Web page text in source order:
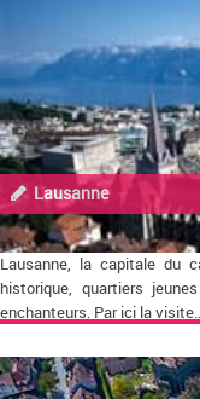
Lausanne
Lausanne, la capitale du
historique, quartiers
enchanteurs. Par ici la